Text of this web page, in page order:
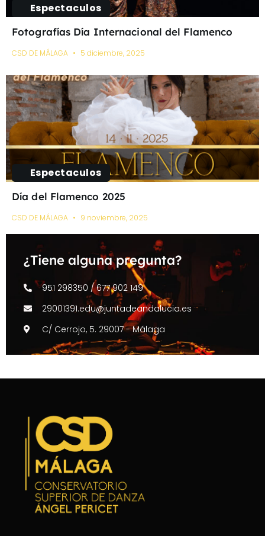
Espectaculos
Fotografías Día Internacional del Flamenco
CSD DE MÁLAGA 5 diciembre, 2025
Espectaculos
Día del Flamenco 2025
CSD DE MÁLAGA 9 noviembre, 2025
¿Tiene alguna pregunta?
951 298350 / 677 902 149
29001391.edu@juntadeandalucia.es
C/ Cerrojo, 5. 29007 - Málaga